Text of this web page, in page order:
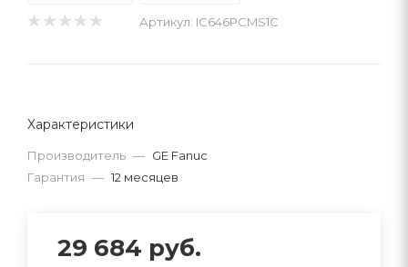
Артикул: IC646PCMS1C
Характеристики
Производитель — GE Fanuc
Гарантия — 12 месяцев
29 684 руб.